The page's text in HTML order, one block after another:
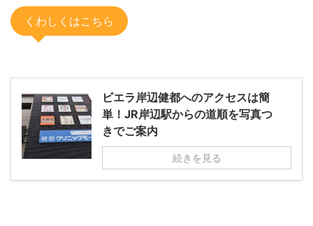
くわしくはこちら
ビエラ岸辺健都へのアクセスは簡
単！JR岸辺駅からの道順を写真つ
きでご案内
続きを見る